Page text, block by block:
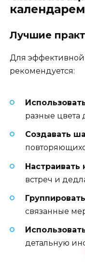
календарем
Лучшие
Для эффективной
рекомендуется:
разные цвета
Создавать
Настраивать
встреч и
связанные
детальную